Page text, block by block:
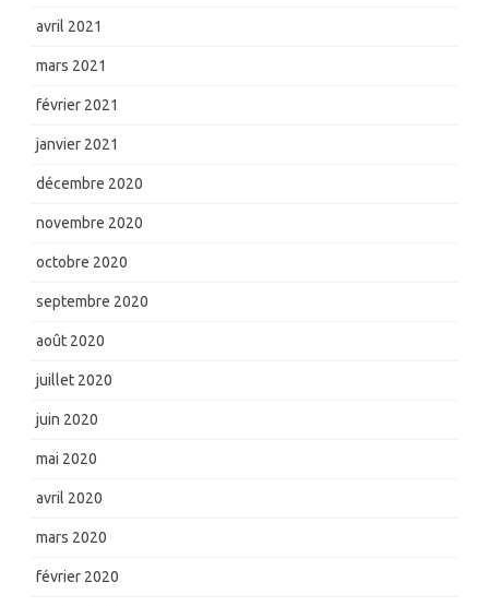
avril 2021
mars 2021
février 2021
janvier 2021
décembre 2020
novembre 2020
octobre 2020
septembre 2020
août 2020
juillet 2020
juin 2020
mai 2020
avril 2020
mars 2020
février 2020